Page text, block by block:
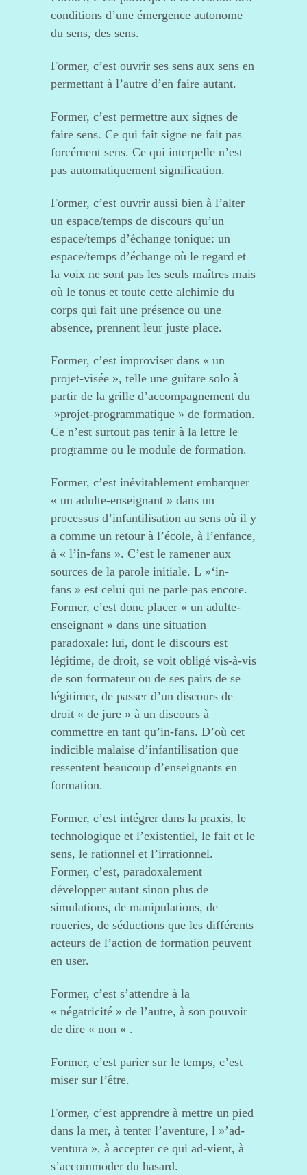
conditions d’une émergence autonome
du sens, des sens.
Former, c’est ouvrir ses sens aux sens en
permettant à l’autre d’en faire autant.
Former, c’est permettre aux signes de
faire sens. Ce qui fait signe ne fait pas
forcément sens. Ce qui interpelle n’est
pas automatiquement signification.
Former, c’est ouvrir aussi bien à l’alter
un espace/temps de discours qu’un
espace/temps d’échange tonique: un
espace/temps d’échange où le regard et
la voix ne sont pas les seuls maîtres mais
où le tonus et toute cette alchimie du
corps qui fait une présence ou une
absence, prennent leur juste place.
Former, c’est improviser dans « un
projet-visée », telle une guitare solo à
partir de la grille d’accompagnement du
»projet-programmatique » de formation.
Ce n’est surtout pas tenir à la lettre le
programme ou le module de formation.
Former, c’est inévitablement embarquer
« un adulte-enseignant » dans un
processus d’infantilisation au sens où il y
a comme un retour à l’école, à l’enfance,
à « l’in-fans ». C’est le ramener aux
sources de la parole initiale. L »‘in-
fans » est celui qui ne parle pas encore.
Former, c’est donc placer « un adulte-
enseignant » dans une situation
paradoxale: lui, dont le discours est
légitime, de droit, se voit obligé vis-à-vis
de son formateur ou de ses pairs de se
légitimer, de passer d’un discours de
droit « de jure » à un discours à
commettre en tant qu’in-fans. D’où cet
indicible malaise d’infantilisation que
ressentent beaucoup d’enseignants en
formation.
Former, c’est intégrer dans la praxis, le
technologique et l’existentiel, le fait et le
sens, le rationnel et l’irrationnel.
Former, c’est, paradoxalement
développer autant sinon plus de
simulations, de manipulations, de
roueries, de séductions que les différents
acteurs de l’action de formation peuvent
en user.
Former, c’est s’attendre à la
« négatricité » de l’autre, à son pouvoir
de dire « non « .
Former, c’est parier sur le temps, c’est
miser sur l’être.
Former, c’est apprendre à mettre un pied
dans la mer, à tenter l’aventure, l »’ad-
ventura », à accepter ce qui ad-vient, à
s’accommoder du hasard.